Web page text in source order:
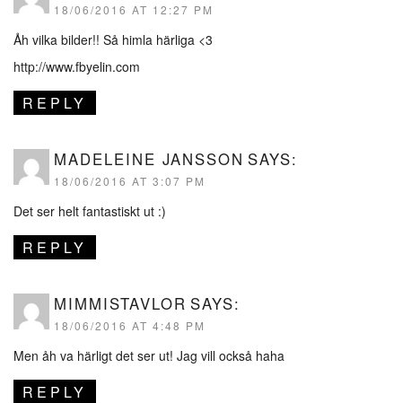
18/06/2016 AT 12:27 PM
Åh vilka bilder!! Så himla härliga <3
http://www.fbyelin.com
REPLY
MADELEINE JANSSON SAYS:
18/06/2016 AT 3:07 PM
Det ser helt fantastiskt ut :)
REPLY
MIMMISTAVLOR SAYS:
18/06/2016 AT 4:48 PM
Men åh va härligt det ser ut! Jag vill också haha
REPLY